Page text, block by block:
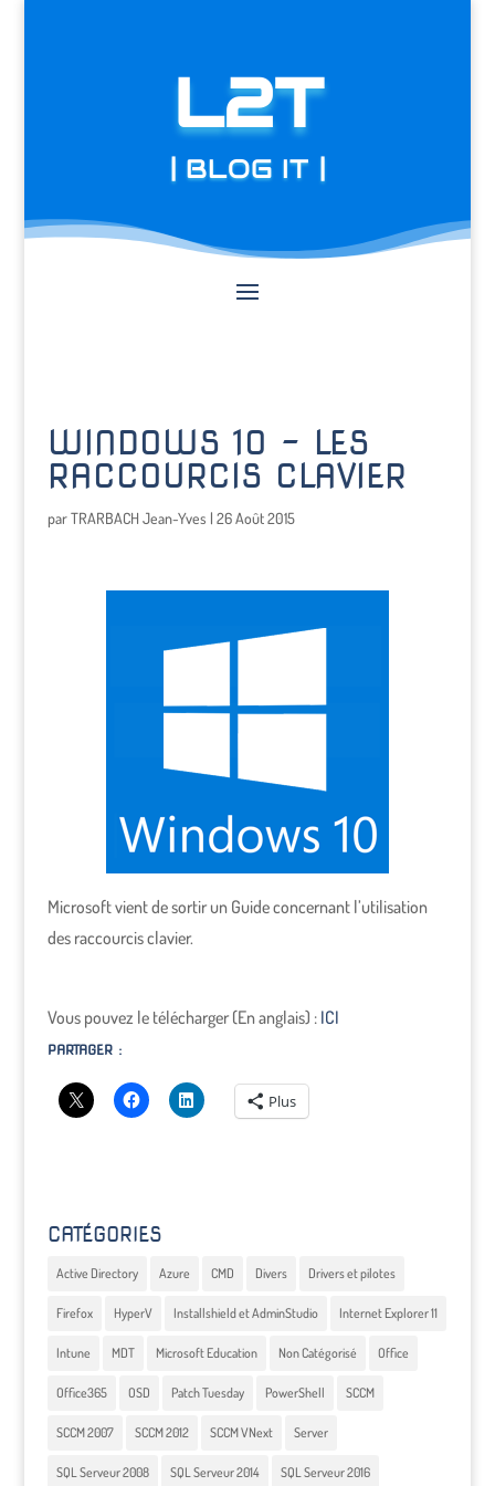
L2T
| BLOG IT |
WINDOWS 10 – LES
RACCOURCIS CLAVIER
parTRARBACH Jean-Yves | 26 Août 2015
Microsoft vient de sortir un Guide concernant l’utilisation
des raccourcis clavier.
Vous pouvez le télécharger (En anglais) : ICI
PARTAGER :
Plus
CATÉGORIES
Active Directory Azure CMD Divers Drivers et pilotes
Firefox HyperV Installshield et AdminStudio Internet Explorer 11
Intune MDT Microsoft Education Non Catégorisé Office
Office365 OSD Patch Tuesday PowerShell SCCM
SCCM 2007 SCCM 2012 SCCM VNext Server
SQL Serveur 2008 SQL Serveur 2014 SQL Serveur 2016